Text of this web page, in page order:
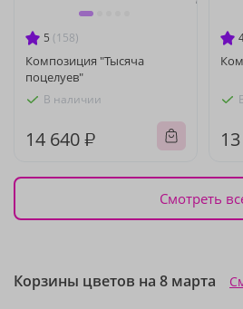
5 (158)
Композиция "Тысяча
поцелуев"
В наличии
14 640 ₽
Смотреть
Корзины цветов на 8 марта